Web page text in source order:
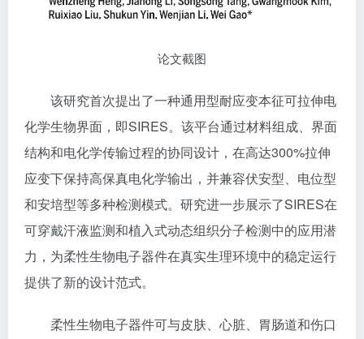
论文截图
该研究首次提出了一种通用型耐应变本征可拉伸电
化学生物界面，即SIRES。该平台通过材料组成、界面
结构和电化学传输过程的协同设计，在高达300%拉伸
应变下保持高保真电化学输出，并兼容伏安型、电位型
和安培型等多种检测模式。研究进一步展示了SIRES在
可穿戴汗液监测和植入式动态组织分子检测中的应用潜
力，为柔性生物电子器件在真实生理环境中的稳定运行
提供了新的设计范式。
柔性生物电子器件可与皮肤、心脏、胃肠道和伤口